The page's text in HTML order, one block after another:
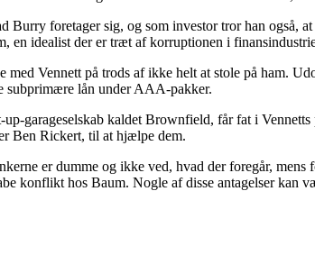
Burry foretager sig, og som investor tror han
en idealist der er træt af korruptionen i
med Vennett på trods af ikke helt at stole på ham.
subprimære lån under AAA-pakker.
garageselskab kaldet Brownfield, får fat i
Ben Rickert, til at hjælpe dem.
er dumme og ikke ved, hvad der foregår,
konflikt hos Baum. Nogle af disse antagelser